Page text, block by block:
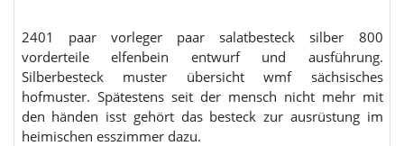
2401 paar vorleger paar salatbesteck silber 800
vorderteile elfenbein entwurf und ausführung.
Silberbesteck muster übersicht wmf sächsisches
hofmuster. Spätestens seit der mensch nicht mehr mit
den händen isst gehört das besteck zur ausrüstung im
heimischen esszimmer dazu.